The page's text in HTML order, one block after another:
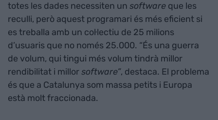
totes les dades necessiten un software que les
reculli, però aquest programari és més eficient si
es treballa amb un col·lectiu de 25 milions
d’usuaris que no només 25.000. “És una guerra
de volum, qui tingui més volum tindrà millor
rendibilitat i millorsoftware”, destaca. El problema
és que a Catalunya som massa petits i Europa
està molt fraccionada.